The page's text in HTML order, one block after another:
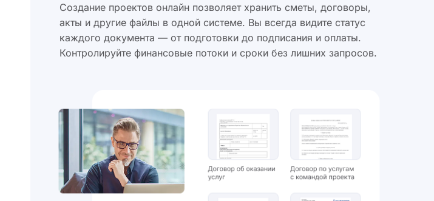
Создание проектов онлайн позволяет хранить сметы, договоры,
акты и другие файлы в одной системе. Вы всегда видите статус
каждого документа — от подготовки до подписания и оплаты.
Контролируйте финансовые потоки и сроки без лишних запросов.